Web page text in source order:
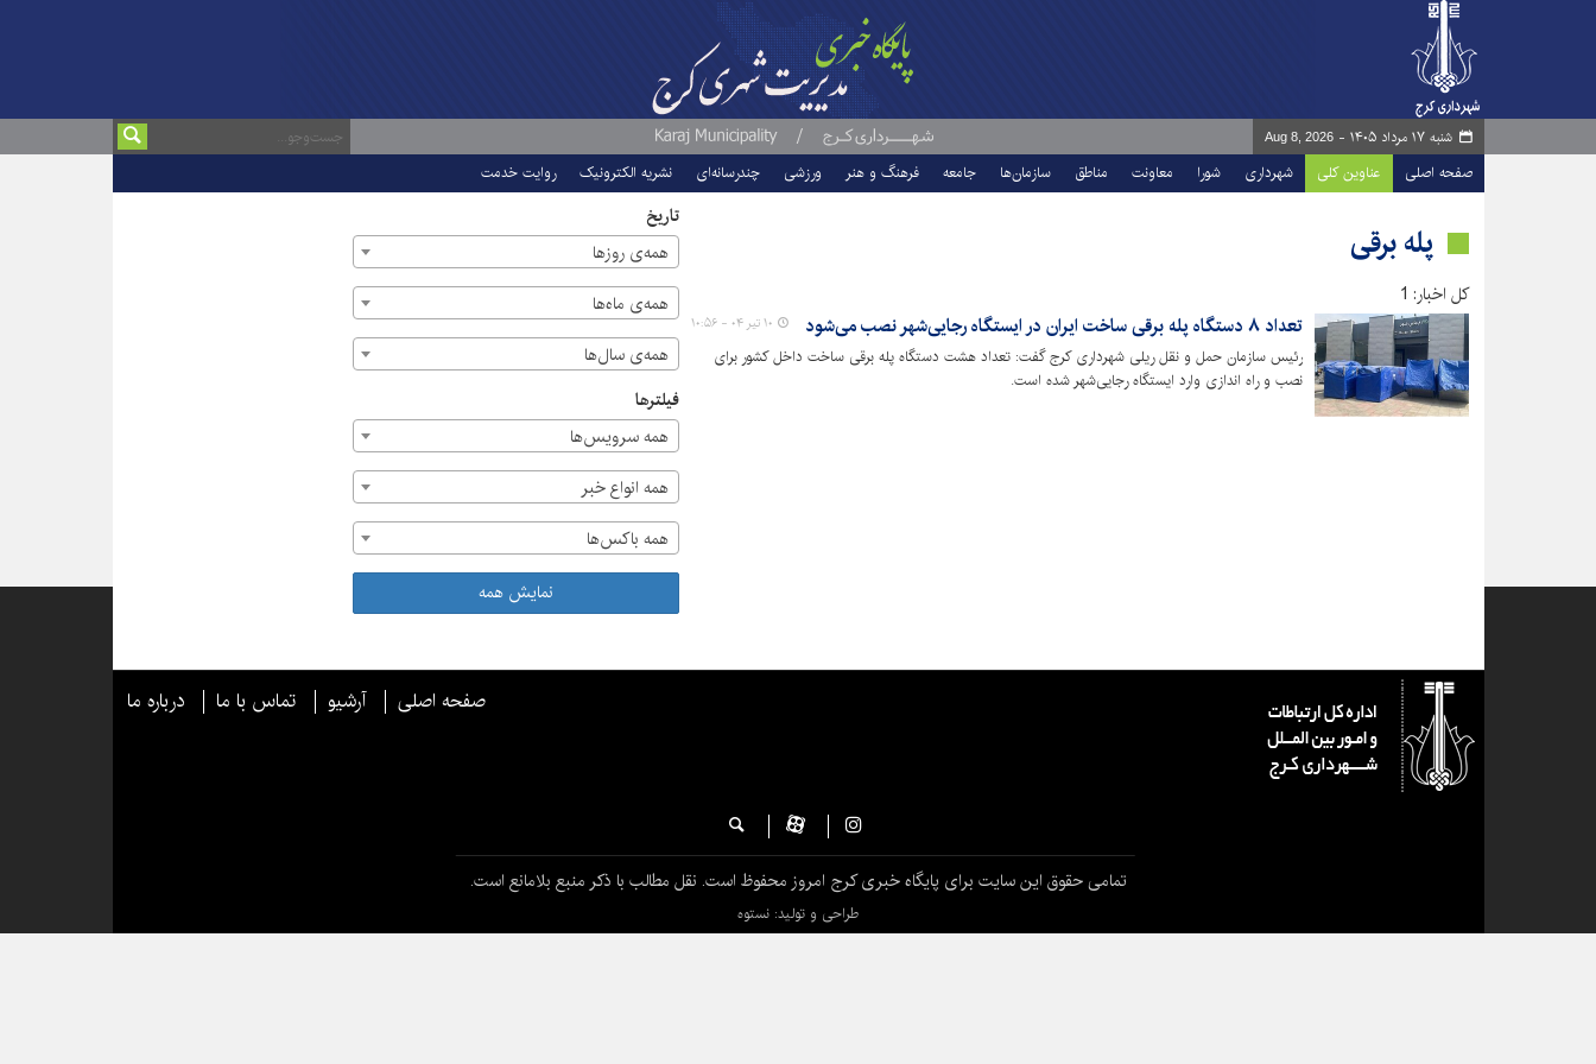
شنبه ۱۷ مرداد ۱۴۰۵ - Aug 8, 2026
صفحه اصلی عناوین کلی شهرداری شورا معاونت مناطق سازمان‌ها جامعه فرهنگ و هنر ورزشی چندرسانه‌ای نشریه الکترونیک روایت خدمت
پله برقی
کل اخبار: 1
تعداد ۸ دستگاه پله برقی ساخت ایران در ایستگاه رجایی‌شهر نصب می‌شود
رئیس سازمان حمل و نقل ریلی شهرداری کرج گفت: تعداد هشت دستگاه پله برقی ساخت داخل کشور برای
نصب و راه اندازی وارد ایستگاه رجایی‌شهر شده است.
۱۰ تیر ۰۴ - ۱۰:۵۶
تاریخ
همه‌ی روزها
همه‌ی ماه‌ها
همه‌ی سال‌ها
فیلترها
همه سرویس‌ها
همه انواع خبر
همه باکس‌ها
نمایش همه
صفحه اصلی آرشیو تماس با ما درباره ما
تمامی حقوق این سایت برای پایگاه خبری کرج امروز محفوظ است. نقل مطالب با ذکر منبع بلامانع است.
طراحی و تولید: نستوه